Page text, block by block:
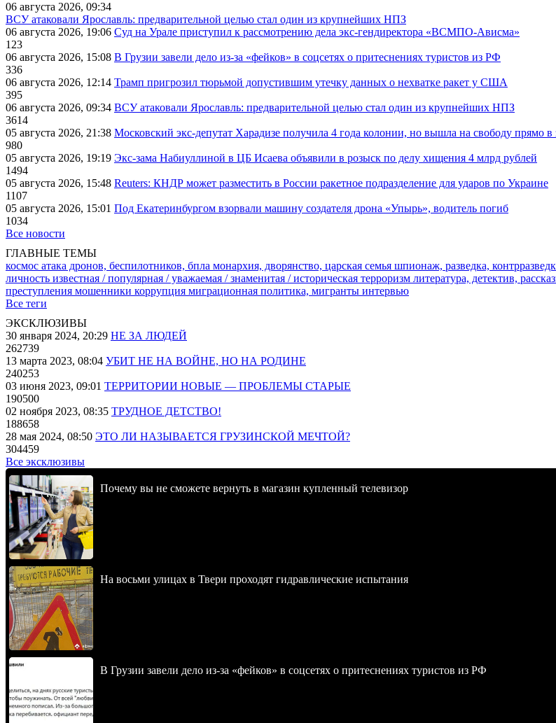
06 августа 2026, 09:34
ВСУ атаковали Ярославль: предварительной целью стал один из крупнейших НПЗ
06 августа 2026, 19:06 Суд на Урале приступил к рассмотрению дела экс-гендиректора «ВСМПО-Ависма»
123
06 августа 2026, 15:08 В Грузии завели дело из-за «фейков» в соцсетях о притеснениях туристов из РФ
336
06 августа 2026, 12:14 Трамп пригрозил тюрьмой допустившим утечку данных о нехватке ракет у США
395
06 августа 2026, 09:34 ВСУ атаковали Ярославль: предварительной целью стал один из крупнейших НПЗ
3614
05 августа 2026, 21:38 Московский экс-депутат Харадизе получила 4 года колонии, но вышла на свободу прямо в
980
05 августа 2026, 19:19 Экс-зама Набиуллиной в ЦБ Исаева объявили в розыск по делу хищения 4 млрд рублей
1494
05 августа 2026, 15:48 Reuters: КНДР может разместить в России ракетное подразделение для ударов по Украине
1107
05 августа 2026, 15:01 Под Екатеринбургом взорвали машину создателя дрона «Упырь», водитель погиб
1034
Все новости
ГЛАВНЫЕ ТЕМЫ
космос атака дронов, беспилотников, бпла монархия, дворянство, царская семья шпионаж, разведка,
личность известная / популярная / уважаемая / знаменитая / историческая терроризм литература, детектив,
преступления мошенники коррупция миграционная политика, мигранты интервью
Все теги
ЭКСКЛЮЗИВЫ
30 января 2024, 20:29 НЕ ЗА ЛЮДЕЙ
262739
13 марта 2023, 08:04 УБИТ НЕ НА ВОЙНЕ, НО НА РОДИНЕ
240253
03 июня 2023, 09:01 ТЕРРИТОРИИ НОВЫЕ — ПРОБЛЕМЫ СТАРЫЕ
190500
02 ноября 2023, 08:35 ТРУДНОЕ ДЕТСТВО!
188658
28 мая 2024, 08:50 ЭТО ЛИ НАЗЫВАЕТСЯ ГРУЗИНСКОЙ МЕЧТОЙ?
304459
Все эксклюзивы
Почему вы не сможете вернуть в магазин купленный телевизор
На восьми улицах в Твери проходят гидравлические испытания
В Грузии завели дело из-за «фейков» в соцсетях о притеснениях туристов из РФ